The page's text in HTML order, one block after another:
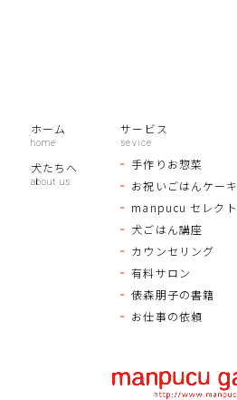
ホーム
犬たちへ
サービス
手作りお惣菜
お祝いごはんケーキ
manpucu セレクト
犬ごはん講座
カウンセリング
有料サロン
俵森朋子の書籍
お仕事の依頼